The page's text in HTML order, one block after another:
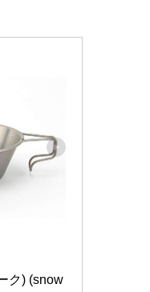
ク) (snow